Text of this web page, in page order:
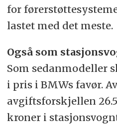
for
lastet med det meste.
Også som
Som sedanmodeller
i pris i BMWs favør.
avgiftsforskjellen
kroner i